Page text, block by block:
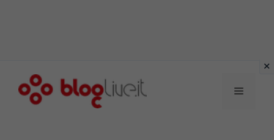
Menu